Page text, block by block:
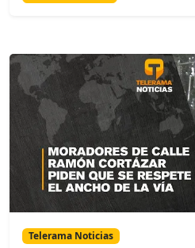
Telerama Noticias